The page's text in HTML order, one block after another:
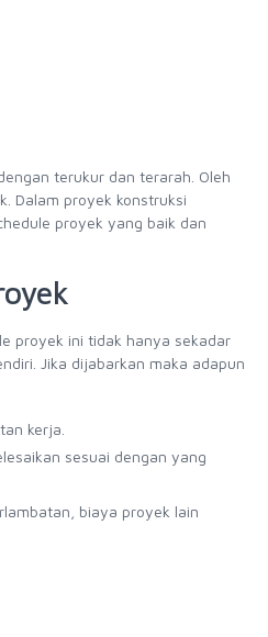
terukur dan terarah. Oleh
Dalam proyek konstruksi
proyek yang baik dan
proyek ini tidak hanya sekadar
Jika dijabarkan maka adapun
kerja.
sesuai dengan yang
biaya proyek lain